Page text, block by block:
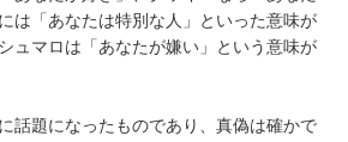
ン｜k_macron12
菓子ギフト｜k12013
いろむすび
ワッフルケーキ
は「あなたは特別な人」といった意味が
ュマロは「あなたが嫌い」という意味が
話題になったものであり、真偽は確かで